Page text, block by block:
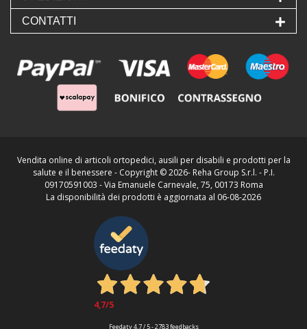
CONTATTI
Vendita online di articoli ortopedici, ausili per disabili e prodotti per la
salute e il benessere - Copyright ©2026- Reha Group S.r.l. - P.I.
09170591003 - Via Emanuele Carnevale, 75, 00173 Roma
La disponibilità dei prodotti è aggiornata al 06-08-2026
4,7/5
Feedaty4.7/ 5-2783feedbacks